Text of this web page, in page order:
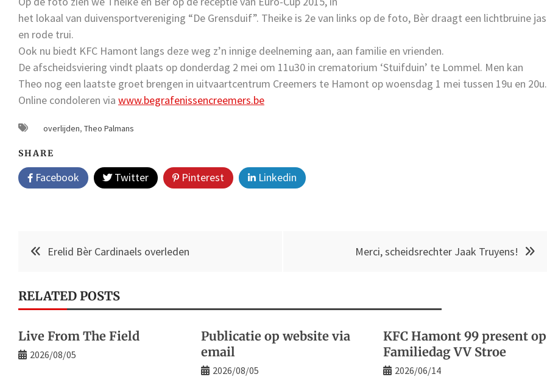
het lokaal van duivensportvereniging “De Grensduif”. Theike is 2e van links op de foto, Bèr draagt een lichtbruine jas
en rode trui.
Ook nu biedt KFC Hamont langs deze weg z’n innige deelneming aan, aan familie en vrienden.
De afscheidsviering vindt plaats op donderdag 2 mei om 11u30 in crematorium ‘Stuifduin’ te Lommel. Men kan
Theo nog een laatste groet brengen in uitvaartcentrum Creemers te Hamont op woensdag 1 mei tussen 19u en 20u.
Online condoleren via www.begrafenissencreemers.be
overlijden, Theo Palmans
SHARE
Facebook Twitter Pinterest Linkedin
Post Erelid Bèr Cardinaels overleden Merci, scheidsrechter Jaak Truyens!
RELATED POSTS
Live From The Field
2026/08/05
Publicatie op website via
email
2026/08/05
KFC Hamont 99 present op
Familiedag VV Stroe
2026/06/14